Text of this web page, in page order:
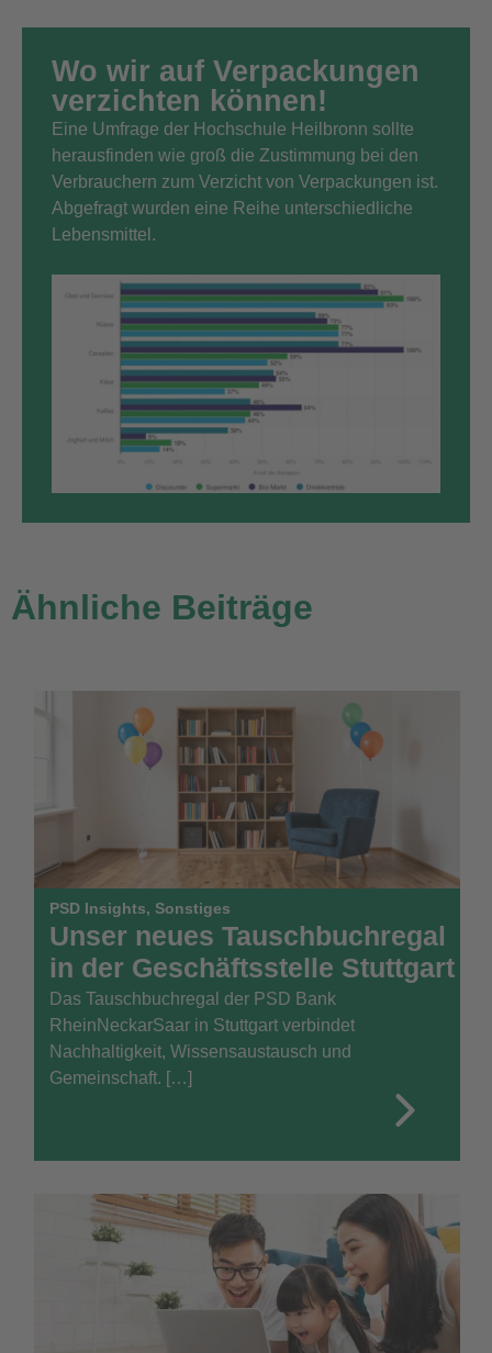
Wo wir auf Verpackungen
verzichten können!
Eine Umfrage der Hochschule Heilbronn sollte
herausfinden wie groß die Zustimmung bei den
Verbrauchern zum Verzicht von Verpackungen ist.
Abgefragt wurden eine Reihe unterschiedliche
Lebensmittel.
Ähnliche Beiträge
PSD Insights, Sonstiges
Unser neues Tauschbuchregal
in der Geschäftsstelle Stuttgart
Das Tauschbuchregal der PSD Bank
RheinNeckarSaar in Stuttgart verbindet
Nachhaltigkeit, Wissensaustausch und
Gemeinschaft. […]